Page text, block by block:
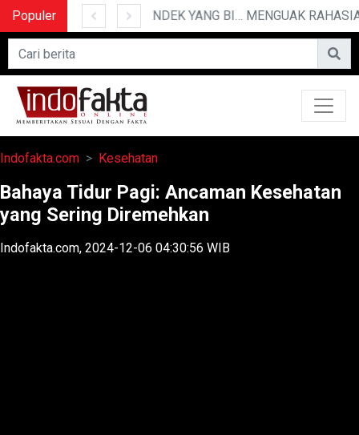
Populer 10 CERITA LUCU PENDEK YANG BIKIN NGAKAK
Indofakta.com Kesehatan
Bahaya Tidur Pagi: Ancaman Kesehatan
yang Sering Diremehkan
Indofakta.com, 2024-12-06 04:30:56 WIB